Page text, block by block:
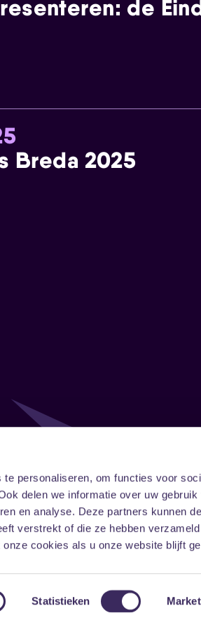
personaliseren, om functies voor
delen we informatie over uw gebruik
en analyse. Deze partners kunnen
verstrekt of die ze hebben
cookies als u onze website blijft
Statistieken
de
Breda 2025
LinkedIn
Onze